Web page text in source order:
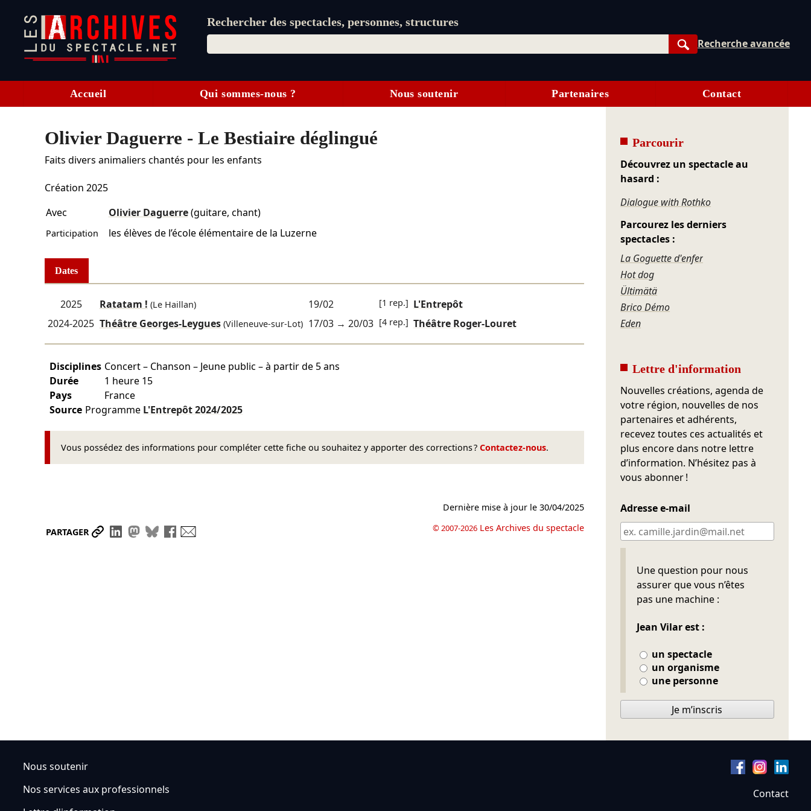
Rechercher des spectacles, personnes, structures
Rechercher
Recherche avancée
Accueil Qui sommes-nous ? Nous soutenir Partenaires Contact
Olivier Daguerre - Le Bestiaire déglingué
Faits divers animaliers chantés pour les enfants
Création 2025
Avec
Olivier Daguerre (guitare, chant)
Participation les élèves de l’école élémentaire de la Luzerne
Dates
2025 Ratatam ! (Le Haillan) 19/02 [1 rep.] L'Entrepôt
2024-2025 Théâtre Georges-Leygues(Villeneuve-sur-Lot) 17/03→ 20/03 [4 rep.] Théâtre Roger-Louret
Disciplines Concert – Chanson – Jeune public – à partir de 5 ans
Durée
1 heure 15
Pays
France
Source Programme L'Entrepôt2024/2025
Vous possédez des informations pour compléter cette fiche ou souhaitez y apporter des corrections ? Contactez-nous.
PARTAGER Partager le lien
Partager sur LinkedIn
Partager sur Mastodon
Partager sur Bluesky
Partager sur Facebook
Dernière mise à jour le30/04/2025
© 2007-2026 Les Archives du spectacle
Parcourir
Découvrez un spectacle au
hasard :
Dialogue with Rothko
Parcourez les derniers
spectacles :
La Goguette d'enfer
Hot dog
Ültimätä
Brico Démo
Eden
Lettre d'information
Nouvelles créations, agenda de
votre région, nouvelles de nos
partenaires et adhérents,
recevez toutes ces actualités et
plus encore dans notre lettre
d’information. N’hésitez pas à
vous abonner !
Adresse e-mail
Une question pour nous
assurer que vous n’êtes
pas une machine :
Jean Vilar est :
un spectacle
un organisme
une personne
Ne pas remplir
Je m’inscris
Nous soutenir
Nos services aux professionnels
Contact